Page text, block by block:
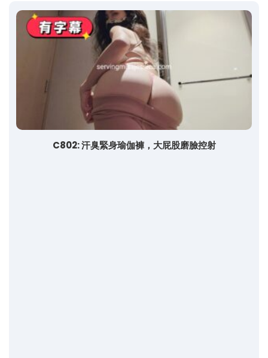
C802: 汗臭緊身瑜伽褲，大屁股磨臉控射